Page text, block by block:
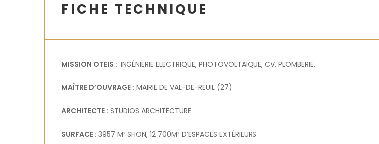
FICHE TECHNIQUE
MISSION OTEIS : INGÉNIERIE ELECTRIQUE, PHOTOVOLTAÏQUE, CV, PLOMBERIE.
MAÎTRE D’OUVRAGE : MAIRIE DE VAL-DE-REUIL (27)
ARCHITECTE : STUDIOS ARCHITECTURE
SURFACE : 3957 M² SHON, 12 700M² D’ESPACES EXTÉRIEURS